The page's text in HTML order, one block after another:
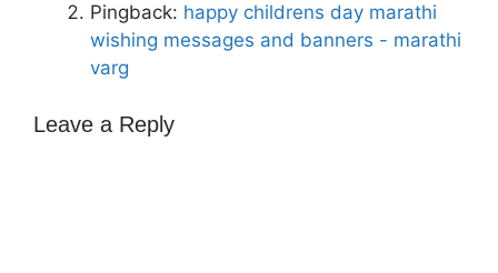
Pingback: happy childrens day marathi
wishing messages and banners - marathi
varg
Leave a Reply